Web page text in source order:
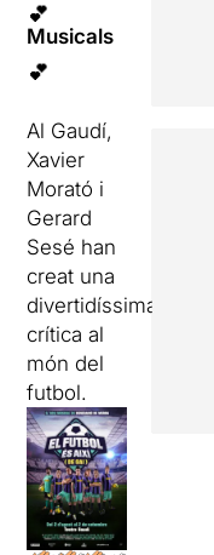
💕
Musicals
💕
Al Gaudí,
Xavier
Morató i
Gerard
Sesé han
creat una
divertidíssima
crítica al
món del
futbol.